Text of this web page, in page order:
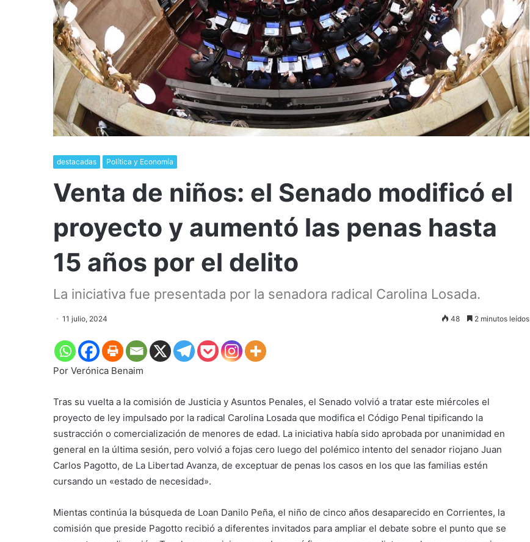
destacadas Política y Economía
Venta de niños: el Senado modificó el
proyecto y aumentó las penas hasta
15 años por el delito
La iniciativa fue presentada por la senadora radical Carolina Losada.
11 julio, 2024 48 2 minutos leídos
Por Verónica Benaim
Tras su vuelta a la comisión de Justicia y Asuntos Penales, el Senado volvió a tratar este miércoles el
proyecto de ley impulsado por la radical Carolina Losada que modifica el Código Penal tipificando la
sustracción o comercialización de menores de edad. La iniciativa había sido aprobada por unanimidad en
general en la última sesión, pero volvió a fojas cero luego del polémico intento del senador riojano Juan
Carlos Pagotto, de La Libertad Avanza, de exceptuar de penas los casos en los que las familias estén
cursando un «estado de necesidad».
Mientas continúa la búsqueda de Loan Danilo Peña, el niño de cinco años desaparecido en Corrientes, la
comisión que preside Pagotto recibió a diferentes invitados para ampliar el debate sobre el punto que se